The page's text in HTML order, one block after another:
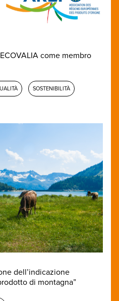
come membro
SOSTENIBILITÀ
dell’indicazione
di montagna”